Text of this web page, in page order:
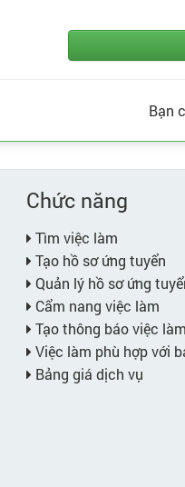
Bạn
Chức năng
Tìm việc làm
Tạo hồ sơ ứng tuyển
Quản lý hồ sơ ứng
Cẩm nang việc làm
Tạo thông báo việc làm
Việc làm phù hợp với
Bảng giá dịch vụ